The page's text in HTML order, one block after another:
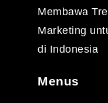
Membawa
Marketing
di Indonesia
Menus